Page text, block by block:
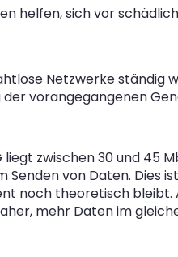
helfen, sich vor
Netzwerke ständig
vorangegangenen
zwischen 30 und 45
von Daten. Dies
noch theoretisch
mehr Daten im